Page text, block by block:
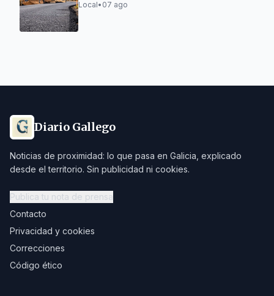
Local• 07 ago
Diario Gallego
Noticias de proximidad: lo que pasa en Galicia, explicado
desde el territorio. Sin publicidad ni cookies.
Publica tu nota de prensa
Contacto
Privacidad y cookies
Correcciones
Código ético